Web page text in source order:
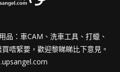
品：車CAM、洗車工具、打蠟、
唔緊要，歡迎黎睇睇比下意見。